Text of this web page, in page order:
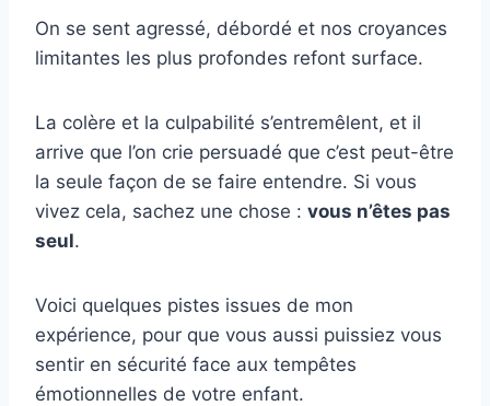
On se sent agressé, débordé et nos croyances
limitantes les plus profondes refont surface.
La colère et la culpabilité s’entremêlent, et il
arrive que l’on crie persuadé que c’est peut-être
la seule façon de se faire entendre. Si vous
vivez cela, sachez une chose : vous n’êtes pas
seul.
Voici quelques pistes issues de mon
expérience, pour que vous aussi puissiez vous
sentir en sécurité face aux tempêtes
émotionnelles de votre enfant.